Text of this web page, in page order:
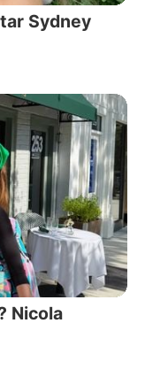
Sydney
Nicola